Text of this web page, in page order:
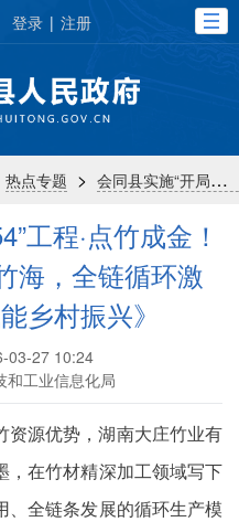
登录 | 注册
热点专题 > 会同县实施“开局八好”行动
工程·点竹成金！
海，全链循环激
乡村振兴》
03-27 10:24
和工业信息化局
资源优势，湖南大庄竹业有
，在竹材精深加工领域写下
、全链条发展的循环生产模